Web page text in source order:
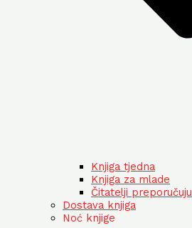
Knjiga tjedna
Knjiga za mlade
Čitatelji preporučuju
Dostava knjiga
Noć knjige